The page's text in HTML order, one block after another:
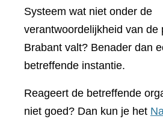
Systeem wat niet onder de
verantwoordelijkheid van de
Brabant valt? Benader dan
betreffende instantie.
Reageert de betreffende
niet goed? Dan kun je het